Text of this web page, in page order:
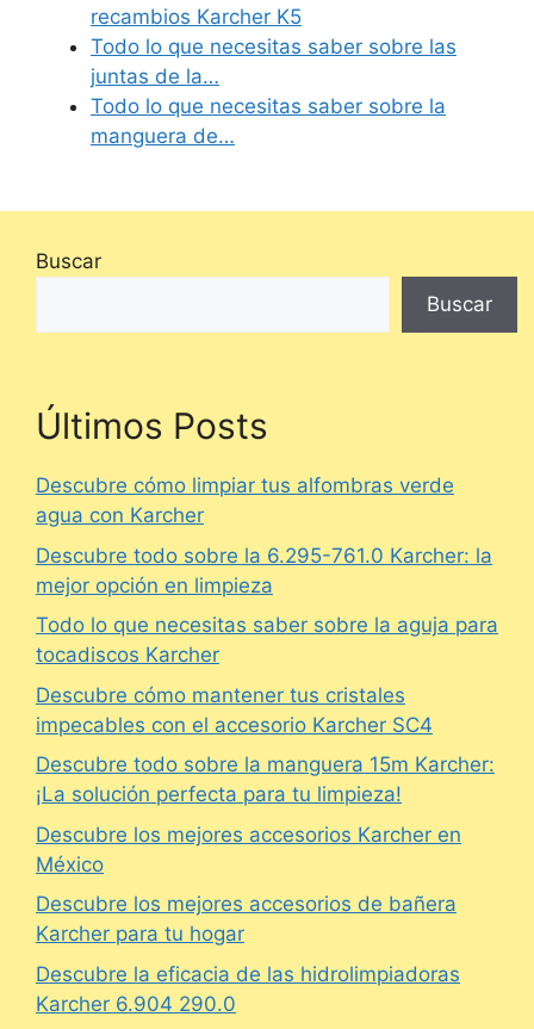
recambios Karcher K5
Todo lo que necesitas saber sobre las
juntas de la…
Todo lo que necesitas saber sobre la
manguera de…
Buscar
Buscar
Últimos Posts
Descubre cómo limpiar tus alfombras verde
agua con Karcher
Descubre todo sobre la 6.295-761.0 Karcher: la
mejor opción en limpieza
Todo lo que necesitas saber sobre la aguja para
tocadiscos Karcher
Descubre cómo mantener tus cristales
impecables con el accesorio Karcher SC4
Descubre todo sobre la manguera 15m Karcher:
¡La solución perfecta para tu limpieza!
Descubre los mejores accesorios Karcher en
México
Descubre los mejores accesorios de bañera
Karcher para tu hogar
Descubre la eficacia de las hidrolimpiadoras
Karcher 6.904 290.0